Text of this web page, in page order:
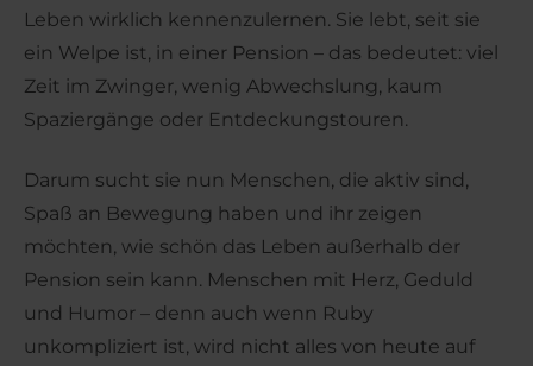
Leben wirklich kennenzulernen. Sie lebt, seit sie
ein Welpe ist, in einer Pension – das bedeutet: viel
Zeit im Zwinger, wenig Abwechslung, kaum
Spaziergänge oder Entdeckungstouren.
Darum sucht sie nun Menschen, die aktiv sind,
Spaß an Bewegung haben und ihr zeigen
möchten, wie schön das Leben außerhalb der
Pension sein kann. Menschen mit Herz, Geduld
und Humor – denn auch wenn Ruby
unkompliziert ist, wird nicht alles von heute auf